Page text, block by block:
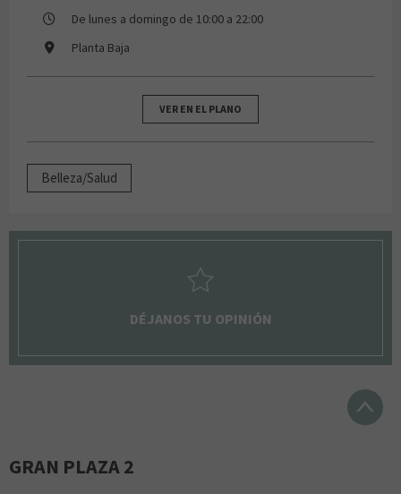
De lunes a domingo de 10:00 a 22:00
Planta Baja
VER EN EL PLANO
Belleza/Salud
DÉJANOS TU OPINIÓN
GRAN PLAZA 2